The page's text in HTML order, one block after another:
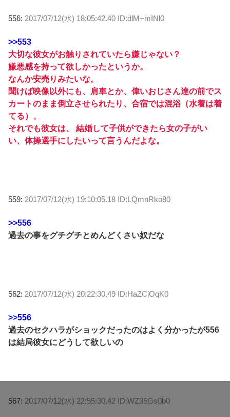
556: 2017/07/12(水) 18:05:42.40 ID:dlM+mINl0
>>553
大切な彼女がお触りされていたら嫌じゃない？
嫌悪感を持って欲しかったというか。
なんか安売りみたいな。
聞けば映像以外にも、肩車とか、偉いおじさん達の前でス
カートのまま倒立させられたり、合宿では混浴（水着は着
てる）。
それでも彼女は、 結婚して子供ができたら女の子がい
い、体操選手にしたいって言うんだよな。
559: 2017/07/12(水) 19:10:05.18 ID:LQmnRko80
>>556
過去の事をグチグチとめんどくさい奴だな
562: 2017/07/12(水) 20:22:30.49 ID:HaZCjOqK0
>>556
過去のセクハラがショックだったのはよく分かったが556
は結局彼女にどうして欲しいの
567: 2017/07/12(水) 22:55:30.42 ID:WZ35Gs0b0